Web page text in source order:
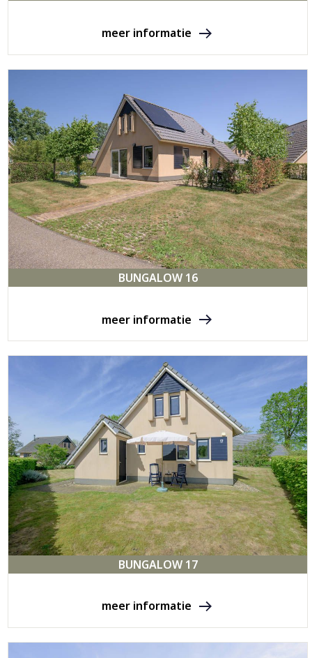
meer informatie
BUNGALOW 16
meer informatie
BUNGALOW 17
meer informatie